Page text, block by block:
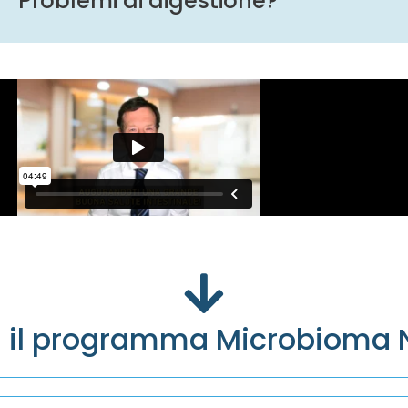
il programma Microbioma